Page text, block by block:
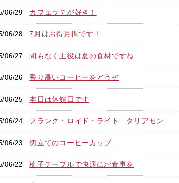
06/29 カフェラテが好き！
06/287月はお得月間です！
06/27 間もなく主役は夏の食材ですね
06/26香り高いコーヒーをどうぞ
06/25本日は休館日です
06/24 フランク・ロイド・ライト タリアセン
06/23切立てのコーヒーカップ
06/22椅子テーブルで快適にお食事を